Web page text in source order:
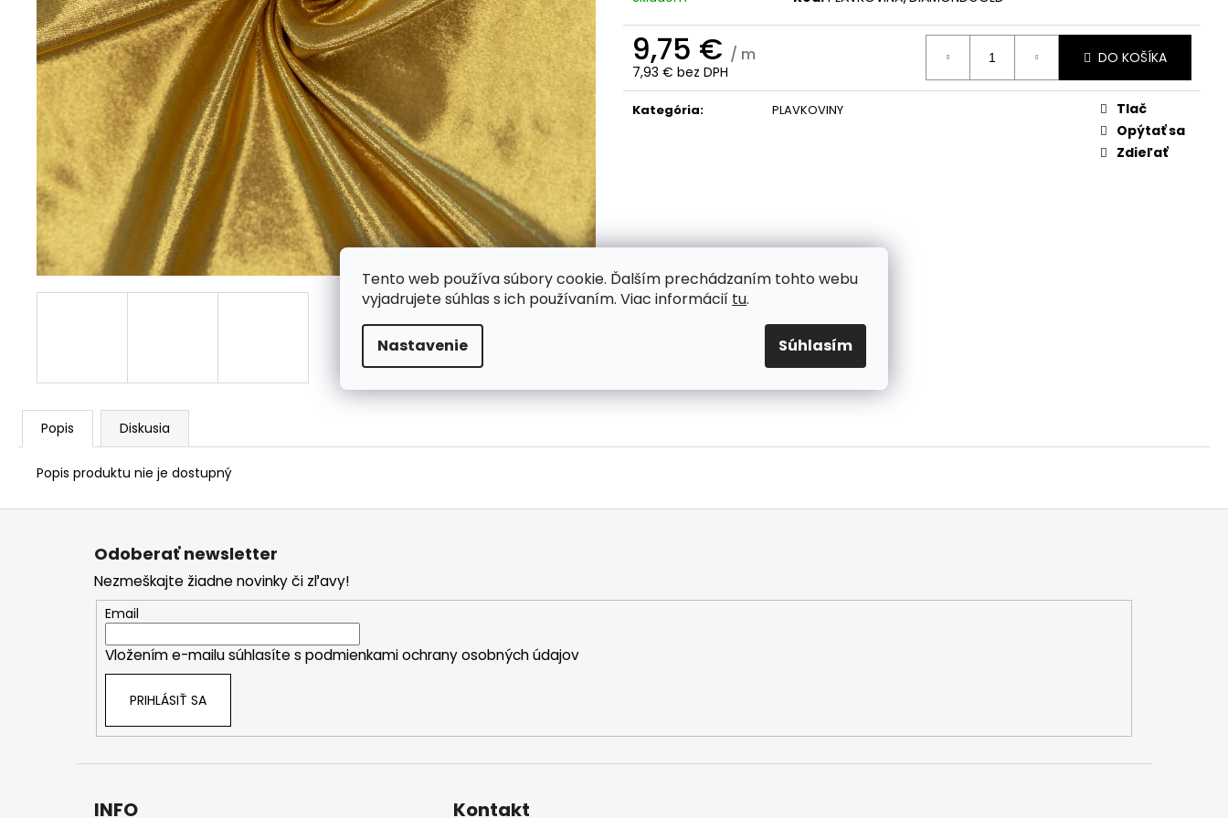
Tento web používa súbory cookie. Ďalším prechádzaním tohto webu
vyjadrujete súhlas s ich používaním. Viac informácií tu.
Nastavenie Súhlasím
9,75 € / m
7,93 € bez DPH
Jednotková
cena:
DO KOŠÍKA
Kategória: PLAVKOVINY
Tlač
Opýtať sa
Zdieľať
Popis Diskusia
Popis produktu nie je dostupný
Z
Odoberať newsletter
Nezmeškajte žiadne novinky či zľavy!
Email
Vložením e-mailu súhlasíte s podmienkami ochrany osobných údajov
PRIHLÁSIŤ SA
INFO Kontakt